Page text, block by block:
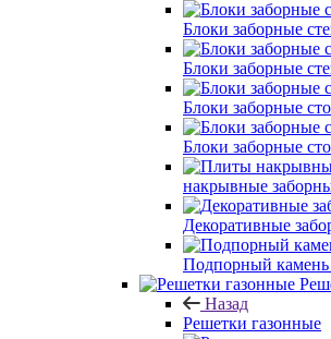
Блоки заборные
Блоки заборные
Блоки заборные
Блоки заборные
накрывные
Декоративные
Подпорный камень
Назад
Решетки газонные